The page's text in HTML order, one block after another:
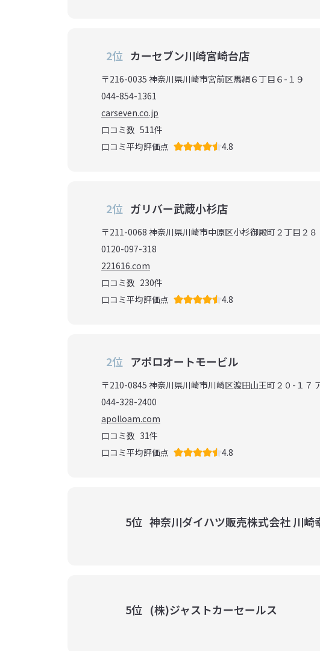
2位 カーセブン川崎宮崎台店
〒216-0035 神奈川県川崎市宮前区馬絹６丁目６-１９
044-854-1361
carseven.co.jp
口コミ数 511件
口コミ平均評価点
4.8
2位 ガリバー武蔵小杉店
〒211-0068 神奈川県川崎市中原区小杉御殿町２丁目２８
0120-097-318
221616.com
口コミ数 230件
口コミ平均評価点
4.8
2位 アポロオートモービル
〒210-0845 神奈川県川崎市川崎区渡田山王町２０-１７
044-328-2400
apolloam.com
口コミ数 31件
口コミ平均評価点
4.8
5位 神奈川ダイハツ販売株式会社 川崎
5位 (株)ジャストカーセールス